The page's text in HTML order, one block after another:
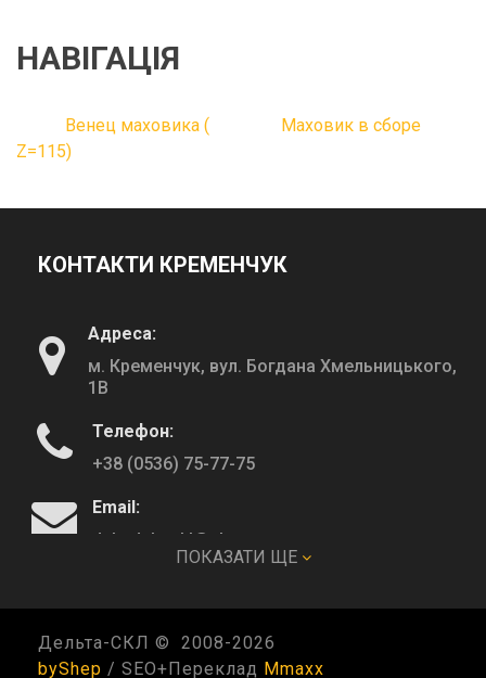
НАВІГАЦІЯ
Венец маховика (
Z=115)
Маховик в сборе
КОНТАКТИ КРЕМЕНЧУК
Адреса:
м. Кременчук, вул. Богдана Хмельницького,
1В
Телефон:
+38 (0536) 75-77-75
Email:
deltadeltaskl@ukr.net
КОНТАКТИ ПОЛТАВА
ПОКАЗАТИ ЩЕ
Дельта-СКЛ © 2008-2026
byShep / SEO+Переклад Mmaxx